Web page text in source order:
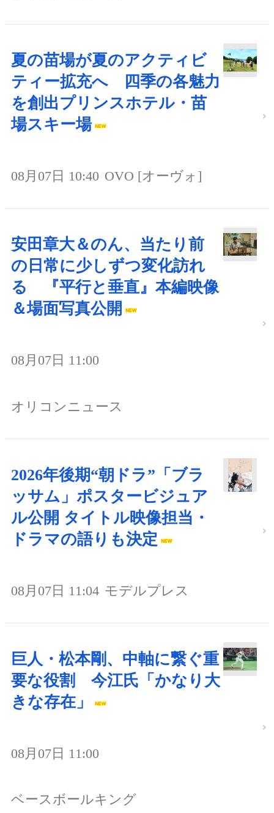
夏の苗場が夏のアクティビ
ティー拡充へ 四季の各魅力
を創出プリンスホテル・苗
場スキー場
08月07日 10:40 OVO [オーヴォ]
安田章大＆のん、当たり前
の日常に少しずつ変化訪れ
る 『平行と垂直』本編映像
＆場面写真公開
08月07日 11:00
オリコンニュース
2026年後期“朝ドラ”「ブラ
ッサム」ポスタービジュア
ル公開 タイトル映像担当・
ドラマの語りも決定
08月07日 11:04 モデルプレス
巨人・松本剛、中軸に繋ぐ重
要な役割 今江氏「かなり大
きな存在」
08月07日 11:00
ベースボールキング